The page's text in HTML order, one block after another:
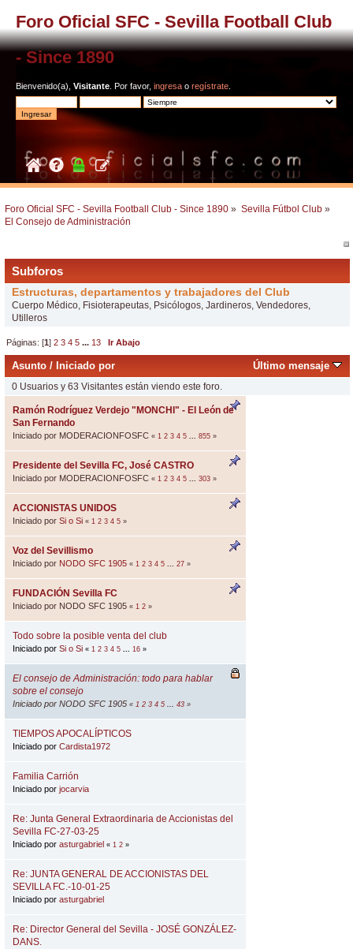
Foro Oficial SFC - Sevilla Football Club
- Since 1890
Bienvenido(a), Visitante . Por favor, ingresa o regístrate
Foro Oficial SFC - Sevilla Football Club - Since 1890 » Sevilla Fútbol Club »
El Consejo de Administración
Subforos
Estructuras, departamentos y trabajadores del Club
Cuerpo Médico, Fisioterapeutas, Psicólogos, Jardineros, Vendedores,
Utilleros
Páginas: [1]2 3 4 5 ... 13 Ir Abajo
Asunto / Iniciado por Último mensaje
0 Usuarios y 63 Visitantes están viendo este foro.
Ramón Rodríguez Verdejo "MONCHI" - El León de
San Fernando
Iniciado por MODERACIONFOSFC « 1 2 3 4 5 ... 855 »
Presidente del Sevilla FC, José CASTRO
Iniciado por MODERACIONFOSFC « 1 2 3 4 5 ... 303 »
ACCIONISTAS UNIDOS
Iniciado por Si o Si « 1 2 3 4 5 »
Voz del Sevillismo
Iniciado por NODO SFC 1905 « 1 2 3 4 5 ... 27 »
FUNDACIÓN Sevilla FC
Iniciado por NODO SFC 1905 « 1 2 »
Todo sobre la posible venta del club
Iniciado por Si o Si « 1 2 3 4 5 ... 16 »
El consejo de Administración: todo para hablar
sobre el consejo
Iniciado por NODO SFC 1905 « 1 2 3 4 5 ... 43 »
TIEMPOS APOCALÍPTICOS
Iniciado por Cardista1972
Familia Carrión
Iniciado por jocarvia
Re: Junta General Extraordinaria de Accionistas del
Sevilla FC-27-03-25
Iniciado por asturgabriel « 1 2 »
Re: JUNTA GENERAL DE ACCIONISTAS DEL
SEVILLA FC.-10-01-25
Iniciado por asturgabriel
Re: Director General del Sevilla - JOSÉ GONZÁLEZ-
DANS.